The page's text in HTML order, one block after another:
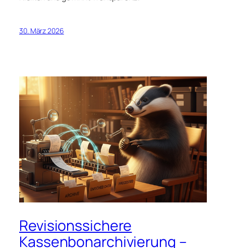
30. März 2026
Revisionssichere
Kassenbonarchivierung –